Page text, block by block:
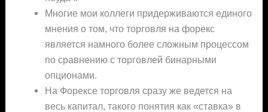
Многие мои коллеги придерживаются единого
мнения о том, что торговля на форекс
является намного более сложным процессом
по сравнению с торговлей бинарными
опционами.
На Форексе торговля сразу же ведется на
весь капитал, такого понятия как «ставка» в